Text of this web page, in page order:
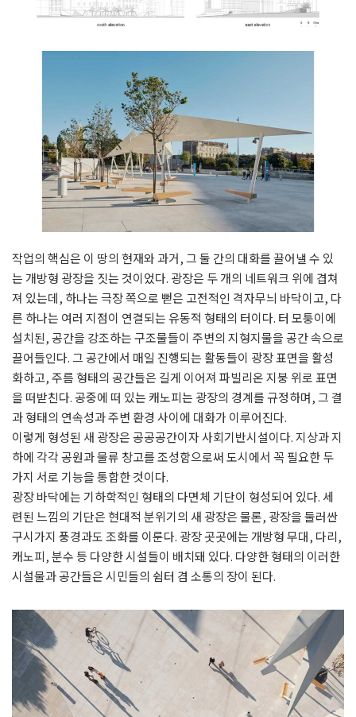
작업의 핵심은 이 땅의 현재와 과거, 그 둘 간의 대화를 끌어낼 수 있
는 개방형 광장을 짓는 것이었다. 광장은 두 개의 네트워크 위에 겹쳐
져 있는데, 하나는 극장 쪽으로 뻗은 고전적인 격자무늬 바닥이고, 다
른 하나는 여러 지점이 연결되는 유동적 형태의 터이다. 터 모퉁이에
설치된, 공간을 강조하는 구조물들이 주변의 지형지물을 공간 속으로
끌어들인다. 그 공간에서 매일 진행되는 활동들이 광장 표면을 활성
화하고, 주름 형태의 공간들은 길게 이어져 파빌리온 지붕 위로 표면
을 떠받친다. 공중에 떠 있는 캐노피는 광장의 경계를 규정하며, 그 결
과 형태의 연속성과 주변 환경 사이에 대화가 이루어진다.
이렇게 형성된 새 광장은 공공공간이자 사회기반시설이다. 지상과 지
하에 각각 공원과 물류 창고를 조성함으로써 도시에서 꼭 필요한 두
가지 서로 기능을 통합한 것이다.
광장 바닥에는 기하학적인 형태의 다면체 기단이 형성되어 있다. 세
련된 느낌의 기단은 현대적 분위기의 새 광장은 물론, 광장을 둘러싼
구시가지 풍경과도 조화를 이룬다. 광장 곳곳에는개방형 무대, 다리,
캐노피, 분수 등 다양한 시설들이 배치돼 있다. 다양한 형태의 이러한
시설물과 공간들은 시민들의 쉼터 겸 소통의 장이 된다.